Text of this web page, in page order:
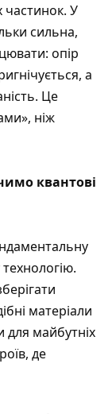
У
сильна,
опір
а
Це
ніж
квантові
матеріали
майбутніх
де